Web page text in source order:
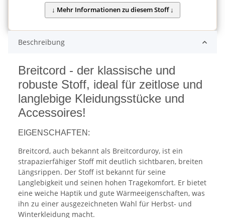
Beschreibung
Breitcord - der klassische und
robuste Stoff, ideal für zeitlose und
langlebige Kleidungsstücke und
Accessoires!
EIGENSCHAFTEN:
Breitcord, auch bekannt als Breitcorduroy, ist ein
strapazierfähiger Stoff mit deutlich sichtbaren, breiten
Längsrippen. Der Stoff ist bekannt für seine
Langlebigkeit und seinen hohen Tragekomfort. Er bietet
eine weiche Haptik und gute Wärmeeigenschaften, was
ihn zu einer ausgezeichneten Wahl für Herbst- und
Winterkleidung macht.